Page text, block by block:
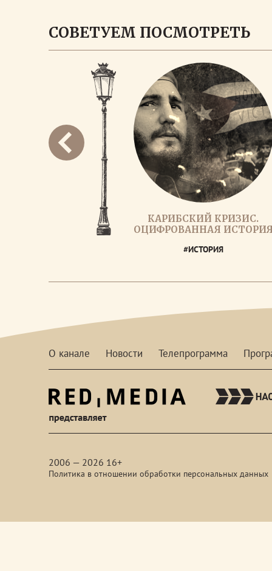
СОВЕТУЕМ ПОСМОТРЕТЬ
КАРИБСКИЙ КРИЗИС.
ОЦИФРОВАННАЯ
#ИСТОРИЯ
О канале Новости Телепрограмма
2006 — 2026 16+
Политика в отношении обработки персональных данных